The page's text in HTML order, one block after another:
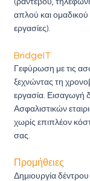
(ραντεβού,
απλού και
εργασίες).
BridgeIT
Γεφύρωση με τις
ξεχνώντας τη
εργασία. Εισαγωγή
Ασφαλιστικών
χωρίς επιπλέον
σας.
Προμήθειες
Δημιουργία